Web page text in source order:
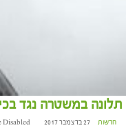
תלונה במשטרה נגד
חדשות 27 בדצמבר 2017 at 9:35 Disabled